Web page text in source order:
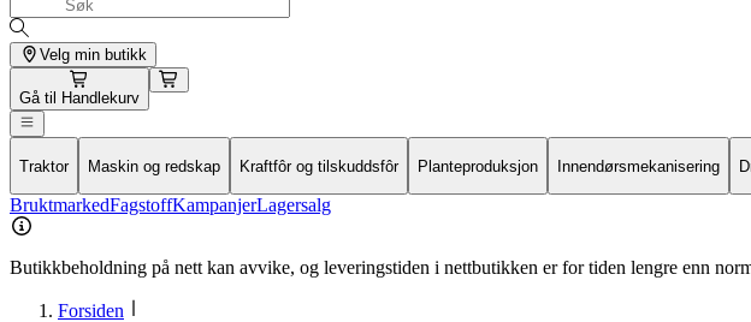
Velg min butikk
Gå til Handlekurv
Traktor Maskin og redskap Kraftfôr og tilskuddsfôr Planteproduksjon Innendørsmekanisering
BruktmarkedFagstoffKampanjerLagersalg
Butikkbeholdning på nett kan avvike, og leveringstiden i nettbutikken er for tiden lengre enn
Forsiden